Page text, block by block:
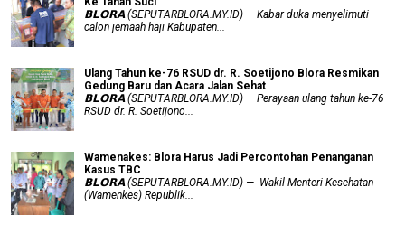
𝗕𝗟𝗢𝗥𝗔 (SEPUTARBLORA.MY.ID) — Kabar duka menyelimuti
calon jemaah haji Kabupaten...
Ulang Tahun ke-76 RSUD dr. R. Soetijono Blora Resmikan
Gedung Baru dan Acara Jalan Sehat
𝗕𝗟𝗢𝗥𝗔 (SEPUTARBLORA.MY.ID) — Perayaan ulang tahun ke-76
RSUD dr. R. Soetijono...
Wamenakes: Blora Harus Jadi Percontohan Penanganan
Kasus TBC
𝗕𝗟𝗢𝗥𝗔 (SEPUTARBLORA.MY.ID) — Wakil Menteri Kesehatan
(Wamenkes) Republik...